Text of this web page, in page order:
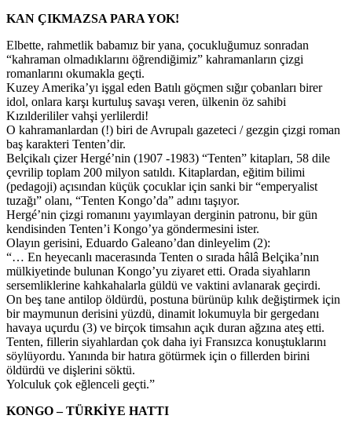
KAN ÇIKMAZSA PARA YOK!
Elbette, rahmetlik babamız bir yana, çocukluğumuz sonradan
“kahraman olmadıklarını öğrendiğimiz” kahramanların çizgi
romanlarını okumakla geçti.
Kuzey Amerika’yı işgal eden Batılı göçmen sığır çobanları birer
idol, onlara karşı kurtuluş savaşı veren, ülkenin öz sahibi
Kızılderililer vahşi yerlilerdi!
O kahramanlardan (!) biri de Avrupalı gazeteci / gezgin çizgi roman
baş karakteri Tenten’dir.
Belçikalı çizer Hergé’nin (1907 -1983) “Tenten” kitapları, 58 dile
çevrilip toplam 200 milyon satıldı. Kitaplardan, eğitim bilimi
(pedagoji) açısından küçük çocuklar için sanki bir “emperyalist
tuzağı” olanı, “Tenten Kongo’da” adını taşıyor.
Hergé’nin çizgi romanını yayımlayan derginin patronu, bir gün
kendisinden Tenten’i Kongo’ya göndermesini ister.
Olayın gerisini, Eduardo Galeano’dan dinleyelim (2):
“… En heyecanlı macerasında Tenten o sırada hâlâ Belçika’nın
mülkiyetinde bulunan Kongo’yu ziyaret etti. Orada siyahların
sersemliklerine kahkahalarla güldü ve vaktini avlanarak geçirdi.
On beş tane antilop öldürdü, postuna bürünüp kılık değiştirmek için
bir maymunun derisini yüzdü, dinamit lokumuyla bir gergedanı
havaya uçurdu (3) ve birçok timsahın açık duran ağzına ateş etti.
Tenten, fillerin siyahlardan çok daha iyi Fransızca konuştuklarını
söylüyordu. Yanında bir hatıra götürmek için o fillerden birini
öldürdü ve dişlerini söktü.
Yolculuk çok eğlenceli geçti.”
KONGO – TÜRKİYE HATTI